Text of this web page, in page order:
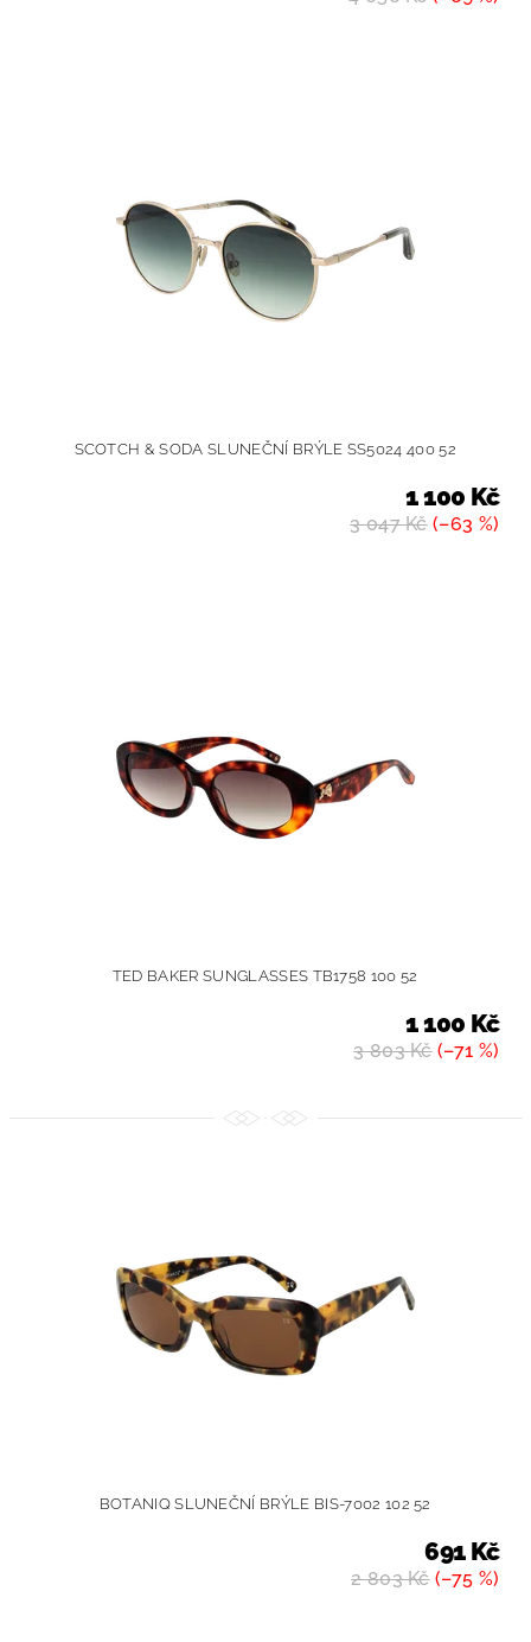
SCOTCH & SODA SLUNEČNÍ BRÝLE SS5024 400 52
3 047 Kč(–63 %)
1 100 Kč
TED BAKER SUNGLASSES TB1758 100 52
3 803 Kč(–71 %)
1 100 Kč
BOTANIQ SLUNEČNÍ BRÝLE BIS-7002 102 52
2 803 Kč(–75 %)
691 Kč